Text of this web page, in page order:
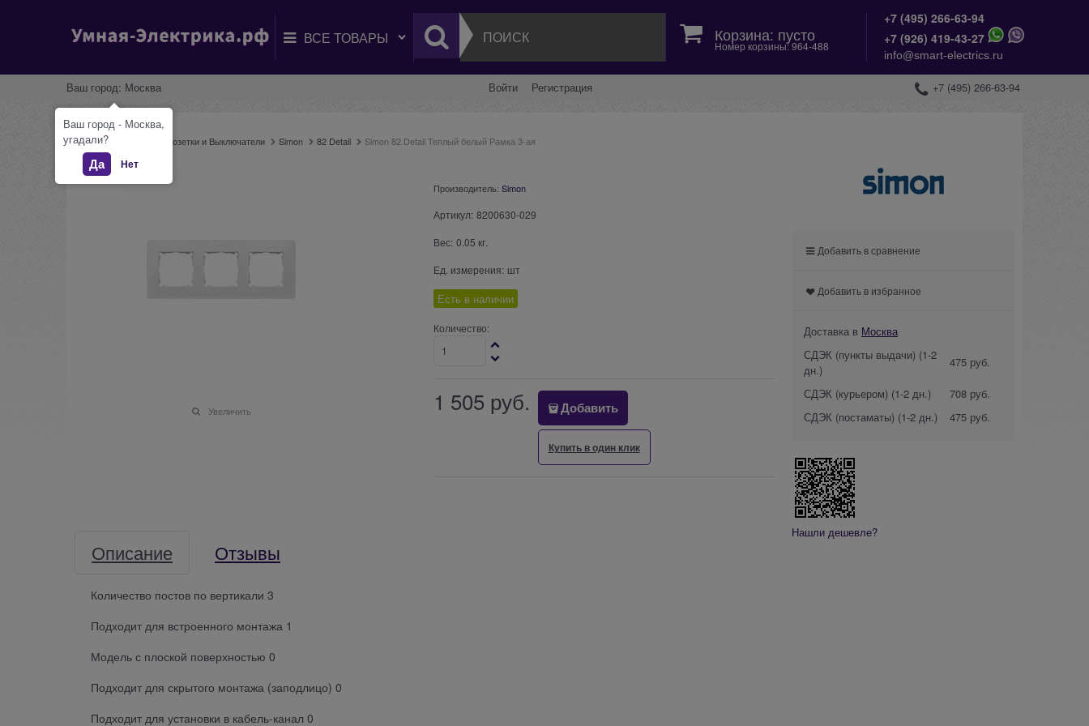
Корзина: пусто
Номер корзины: 964-488
+7 (495) 266-63-94
+7 (926) 419-43-27
info@smart-electrics.ru
Ваш город: Москва Войти Регистрация +7 (495) 266-63-94
Главная Розетки и Выключатели Simon 82 Detail Simon 82 Detail Теплый белый Рамка 3-ая
Увеличить
Производитель: Simon
Артикул: 8200630-029
Вес: 0.05 кг.
Ед. измерения: шт
Есть в наличии
Количество:
1 505 руб. Добавить
Купить в один клик
Описание Отзывы
Количество постов по вертикали 3
Подходит для встроенного монтажа 1
Модель с плоской поверхностью 0
Подходит для скрытого монтажа (заподлицо) 0
Подходит для установки в кабель-канал 0
Добавить в сравнение
Добавить в избранное
Доставка в Москва
СДЭК (пункты выдачи) (1-2
дн.)
475 руб.
СДЭК (курьером) (1-2 дн.)
708 руб.
СДЭК (постаматы) (1-2 дн.) 475 руб.
Нашли дешевле?
Ваш город - Москва,
угадали?
Да Нет